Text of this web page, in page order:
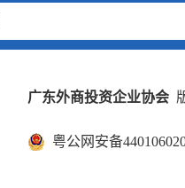
广东外商投资企业协会
粤公网安备